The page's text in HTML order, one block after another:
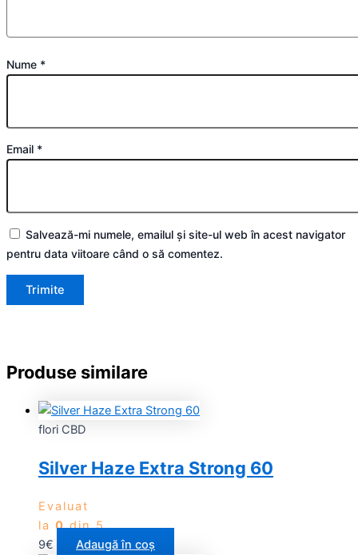
Nume *
Email *
Salvează-mi numele, emailul și site-ul web în acest navigator
pentru data viitoare când o să comentez.
Produse similare
flori CBD
Silver Haze Extra Strong 60
Evaluat
la 0din 5
9€ Adaugă în coș